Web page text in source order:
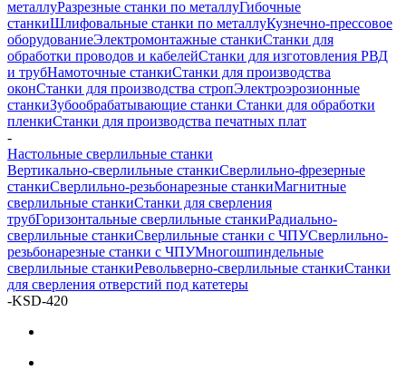
металлуРазрезные станки по металлуГибочные
станкиШлифовальные станки по металлуКузнечно-прессовое
оборудованиеЭлектромонтажные станкиСтанки для
обработки проводов и кабелейСтанки для изготовления РВД
и трубНамоточные станкиСтанки для производства
оконСтанки для производства стропЭлектроэрозионные
станкиЗубообрабатывающие станки Станки для обработки
пленкиСтанки для производства печатных плат
-
Настольные сверлильные станки
Вертикально-сверлильные станкиСверлильно-фрезерные
станкиСверлильно-резьбонарезные станкиМагнитные
сверлильные станкиСтанки для сверления
трубГоризонтальные сверлильные станкиРадиально-
сверлильные станкиСверлильные станки с ЧПУСверлильно-
резьбонарезные станки с ЧПУМногошпиндельные
сверлильные станкиРевольверно-сверлильные станкиСтанки
для сверления отверстий под катетеры
-KSD-420